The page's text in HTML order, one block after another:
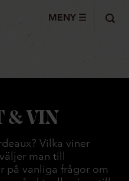
MENY ☰
& VIN
Vilka viner
man till
på vanliga frågor om